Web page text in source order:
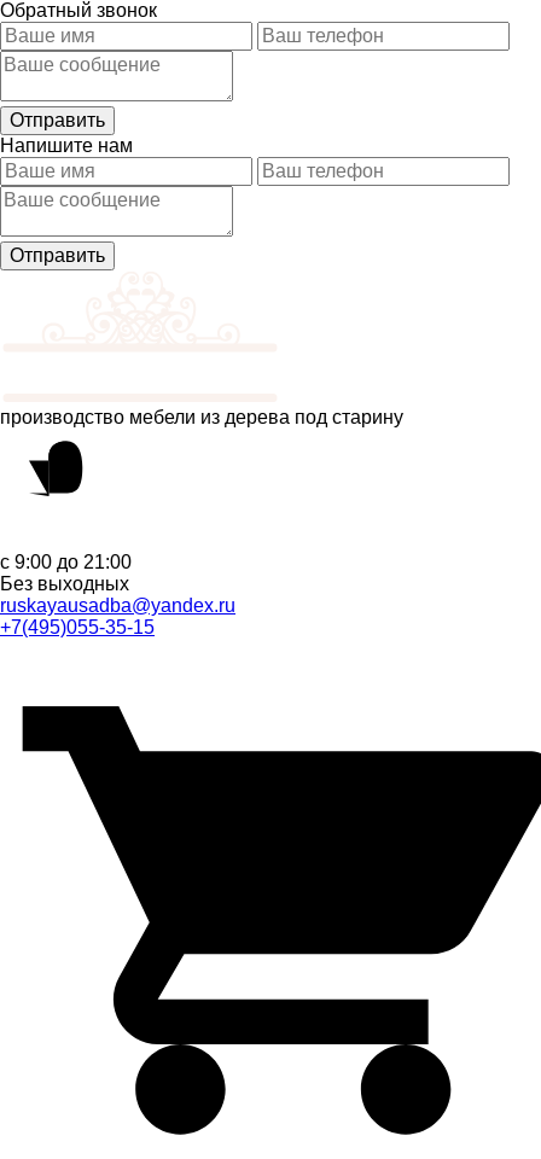
Обратный звонок
Напишите нам
производство мебели из дерева под старину
с 9:00 до 21:00
Без выходных
ruskayausadba@yandex.ru
+7(495)055-35-15